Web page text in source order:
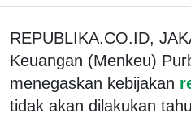
REPUBLIKA.CO.ID,
Keuangan (Menkeu)
menegaskan kebijakan
tidak akan dilakukan